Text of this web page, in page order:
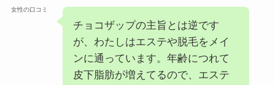
女性の口コミ
チョコザップの主旨とは逆です
が、わたしはエステや脱毛をメイ
ンに通っています。年齢につれて
皮下脂肪が増えてるので、エステ